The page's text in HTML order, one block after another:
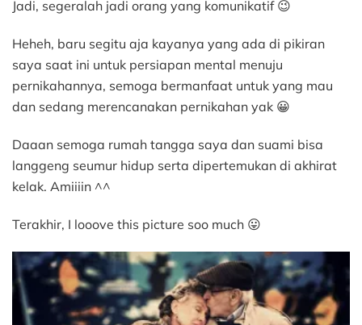
Jadi, segeralah jadi orang yang komunikatif 😉
Heheh, baru segitu aja kayanya yang ada di pikiran
saya saat ini untuk persiapan mental menuju
pernikahannya, semoga bermanfaat untuk yang mau
dan sedang merencanakan pernikahan yak 😀
Daaan semoga rumah tangga saya dan suami bisa
langgeng seumur hidup serta dipertemukan di akhirat
kelak. Amiiiin ^^
Terakhir, I looove this picture soo much 😛